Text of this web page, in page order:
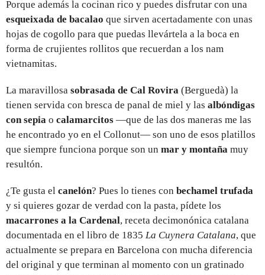
Porque además la cocinan rico y puedes disfrutar con una
esqueixada de bacalao que sirven acertadamente con unas
hojas de cogollo para que puedas llevártela a la boca en
forma de crujientes rollitos que recuerdan a los nam
vietnamitas.
La maravillosa sobrasada de Cal Rovira (Berguedà) la
tienen servida con bresca de panal de miel y las albóndigas
con sepia o calamarcitos —que de las dos maneras me las
he encontrado yo en el Collonut— son uno de esos platillos
que siempre funciona porque son un mar y montaña muy
resultón.
¿Te gusta el canelón? Pues lo tienes con bechamel trufada
y si quieres gozar de verdad con la pasta, pídete los
macarrones a la Cardenal, receta decimonónica catalana
documentada en el libro de 1835 La Cuynera Catalana, que
actualmente se prepara en Barcelona con mucha diferencia
del original y que terminan al momento con un gratinado